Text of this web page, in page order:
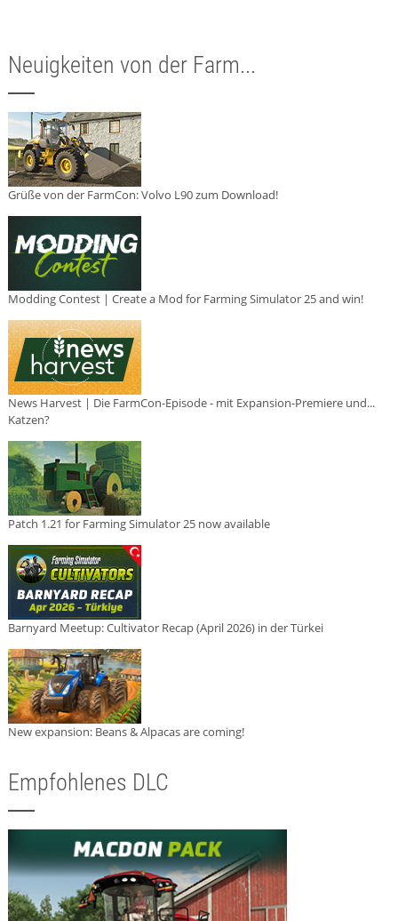
Neuigkeiten von der Farm...
Grüße von der FarmCon: Volvo L90 zum Download!
Modding Contest | Create a Mod for Farming Simulator 25 and win!
News Harvest | Die FarmCon-Episode - mit Expansion-Premiere und...
Katzen?
Patch 1.21 for Farming Simulator 25 now available
Barnyard Meetup: Cultivator Recap (April 2026) in der Türkei
New expansion: Beans & Alpacas are coming!
Empfohlenes DLC